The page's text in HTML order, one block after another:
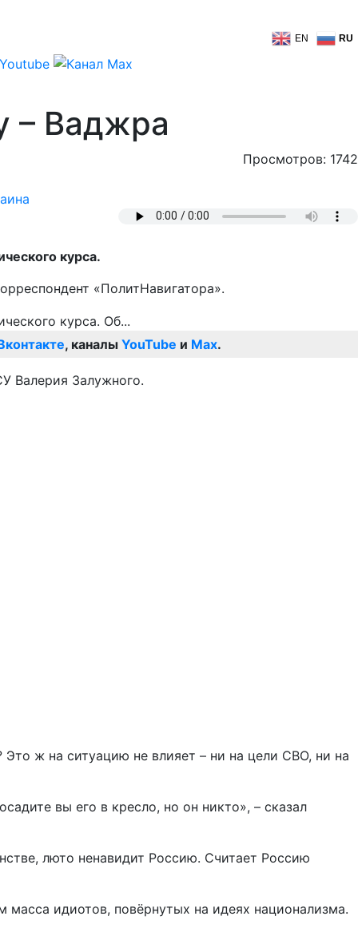
EN RU
– Ваджра
Просмотров: 1742
курса.
«ПолитНавигатора».
, каналы YouTube и Max.
Валерия Залужного.
Это ж на ситуацию не влияет – ни на цели СВО, ни на
вы его в кресло, но он никто», – сказал
люто ненавидит Россию. Считает Россию
идиотов, повёрнутых на идеях национализма.